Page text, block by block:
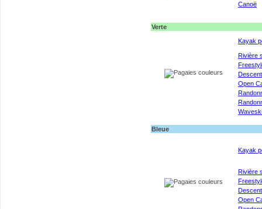
Canoë
Verte
Kayak
Rivière
Open
Waveski
Bleue
Kayak
Rivière
Open